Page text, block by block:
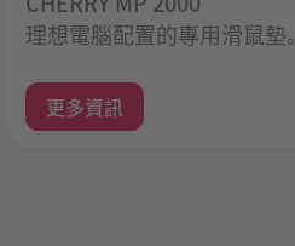
理想電腦配置的專用滑鼠墊。
更多資訊